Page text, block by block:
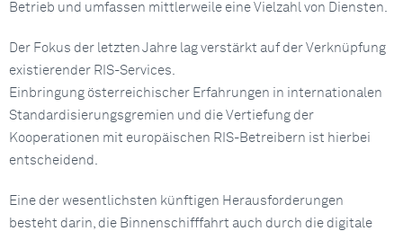
Betrieb und umfassen mittlerweile eine Vielzahl von Diensten.
Der Fokus der letzten Jahre lag verstärkt auf der Verknüpfung
existierender RIS-Services.
Einbringung österreichischer Erfahrungen in internationalen
Standardisierungsgremien und die Vertiefung der
Kooperationen mit europäischen RIS-Betreibern ist hierbei
entscheidend.
Eine der wesentlichsten künftigen Herausforderungen
besteht darin, die Binnenschifffahrt auch durch die digitale